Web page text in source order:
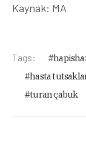
Kaynak: MA
Tags:
hasta
turan çabuk